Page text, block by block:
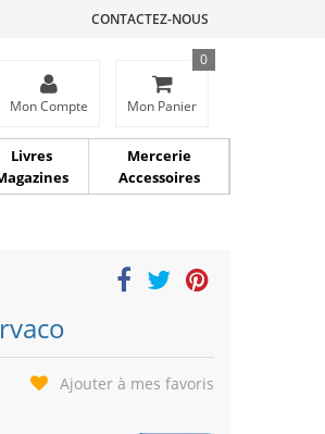
CONTACTEZ-NOUS
Mon Compte Mon Panier
0
Livres
Mercerie
Accessoires
Ajouter à mes favoris